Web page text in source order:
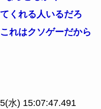
くれる人いるだろ
れはクソゲーだから
水) 15:07:47.491